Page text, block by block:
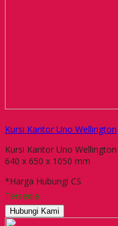
Kursi Kantor Uno Wellington
Kursi Kantor Uno
640 x 650 x 1050 mm
*Harga Hubungi CS
Tersedia
Hubungi Kami